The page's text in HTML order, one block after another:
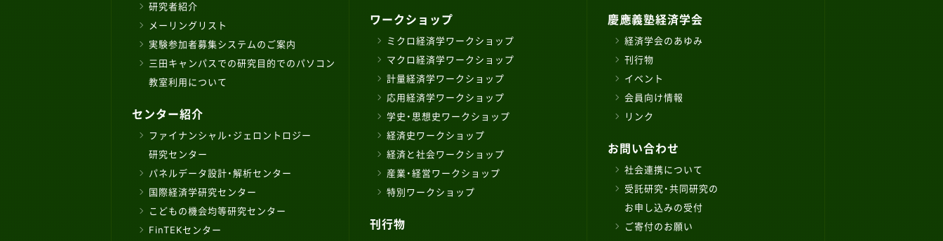
研究者紹介
メーリングリスト
実験参加者募集システムのご案内
三田キャンパスでの研究目的でのパソコン
教室利用について
センター紹介
ファイナンシャル・ジェロントロジー
研究センター
パネルデータ設計・解析センター
国際経済学研究センター
こどもの機会均等研究センター
FinTEKセンター
ワークショップ
ミクロ経済学ワークショップ
マクロ経済学ワークショップ
計量経済学ワークショップ
応用経済学ワークショップ
学史・思想史ワークショップ
経済史ワークショップ
経済と社会ワークショップ
産業・経営ワークショップ
特別ワークショップ
刊行物
慶應義塾経済学会
経済学会のあゆみ
刊行物
イベント
会員向け情報
リンク
お問い合わせ
社会連携について
受託研究・共同研究の
お申し込みの受付
ご寄付のお願い